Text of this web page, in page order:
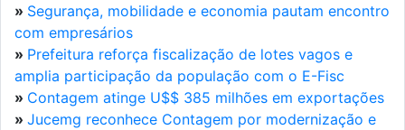
» Segurança, mobilidade e economia pautam encontro
com empresários
» Prefeitura reforça fiscalização de lotes vagos e
amplia participação da população com o E-Fisc
» Contagem atinge U$$ 385 milhões em exportações
» Jucemg reconhece Contagem por modernização e